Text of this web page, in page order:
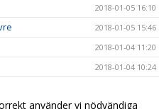
2018-01-05 16:10
2018-01-05 15:46
2018-01-04 11:20
2018-01-04 10:24
2018-01-02 20:58
använder vi nödvändiga